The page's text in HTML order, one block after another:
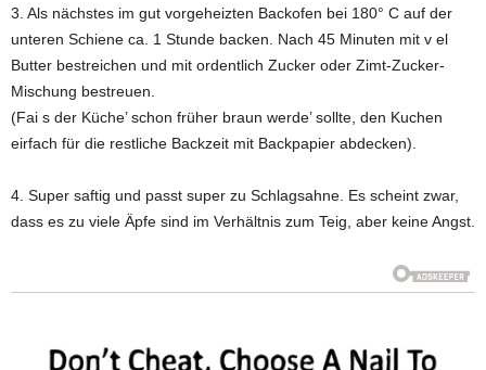
3. Als nächstes im gut vorgeheizten Backofen bei 180° C auf der
unteren Schiene ca. 1 Stunde backen. Nach 45 Minuten mit v el
Butter bestreichen und mit ordentlich Zucker oder Zimt-Zucker-
Mischung bestreuen.
(Fai s der Küche’ schon früher braun werde’ sollte, den Kuchen
eirfach für die restliche Backzeit mit Backpapier abdecken).
4. Super saftig und passt super zu Schlagsahne. Es scheint zwar,
dass es zu viele Äpfe sind im Verhältnis zum Teig, aber keine Angst.